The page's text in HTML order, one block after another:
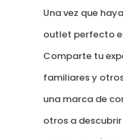
Una vez que
outlet perfecto
Comparte tu
familiares y
una marca de
otros a